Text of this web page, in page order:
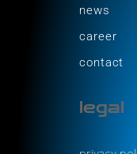
news
career
contact
legal